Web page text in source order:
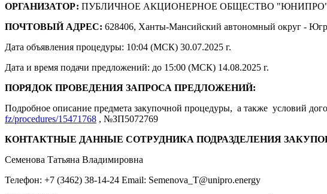
ОРГАНИЗАТОР: ПУБЛИЧНОЕ АКЦИОНЕРНОЕ ОБЩЕСТВО
ПОЧТОВЫЙ АДРЕС: 628406, Ханты-Мансийский автономный округ
Дата объявления процедуры: 10:04 (МСК) 30.07.2025 г.
Дата и время подачи предложений: до 15:00 (МСК) 14.08.2025 г.
ПОРЯДОК ПРОВЕДЕНИЯ ЗАПРОСА ПРЕДЛОЖЕНИЙ:
Подробное описание предмета закупочной процедуры, а также условий
fz/procedures/15471768 , №ЗП5072769
КОНТАКТНЫЕ ДАННЫЕ СОТРУДНИКА ПОДРАЗДЕЛЕНИЯ
Семенова Татьяна Владимировна
Телефон: +7 (3462) 38-14-24 Email: Semenova_T@unipro.energy